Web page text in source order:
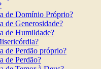
de Domínio Próprio?
de Generosidade?
de Humildade?
de Perdão próprio?
de Perdão?